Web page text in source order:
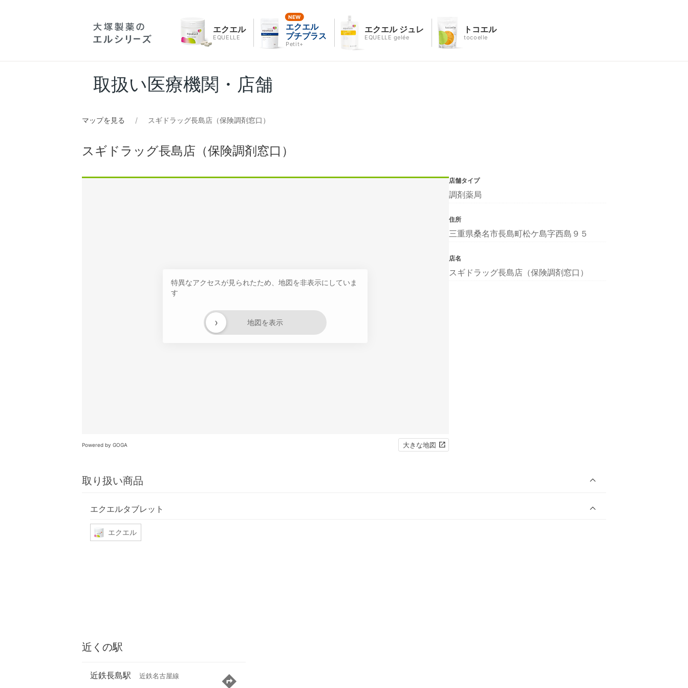
エクエル
EQUELLE
エクエル
プチプラス
Petit+
エクエル ジュレ
EQUELLE gelée
トコエル
tocoelle
取扱い医療機関・店舗
マップを見る スギドラッグ長島店（保険調剤窓口）
スギドラッグ長島店（保険調剤窓口）
特異なアクセスが見られたため、地図を非表示にしていま
す
地図を表示
›
Powered by GOGA 大きな地図
取り扱い商品
エクエルタブレット
エクエル
店舗タイプ
調剤薬局
住所
三重県桑名市長島町松ケ島字西島９５
店名
スギドラッグ長島店（保険調剤窓口）
近くの駅
近鉄長島駅 近鉄名古屋線